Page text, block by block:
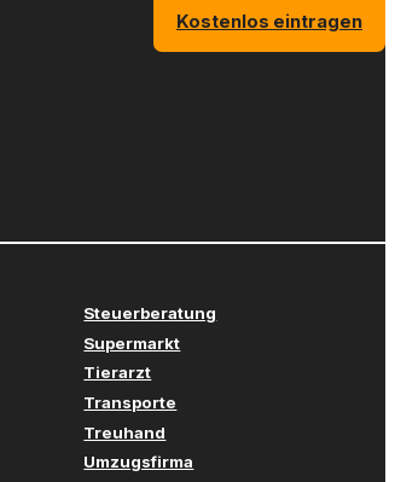
Kostenlos eintragen
Steuerberatung
Supermarkt
Tierarzt
Transporte
Treuhand
Umzugsfirma